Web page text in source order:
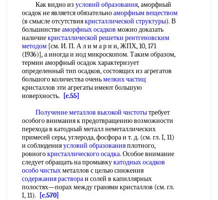
Как видно из условий образования, аморфный
осадок не является обязательноаморфным веществом
(в смысле отсутствиякристаллической структуры). В
большинствеаморфных осадков можно доказать
наличиекристаллической решетки рентгеновским
методом [см. И. П. А л и м а р и и, ЖПХ, 10, 171
(1936)], а иногда и иод микроскопом. Таким образом,
термин аморфный осадок характеризует
определенный тип осадков, состоящих из агрегатов
большого количества оченьмелких частиц
кристаллов эти агрегаты имеют большую
иоверхность.
[c.55]
Получение металлов высокой чистотытребует
особого внимания к предотвращению возможности
перехода в катодный металл неметаллических
примесей серы, углерода, фосфора и т. д. (см. гл. I, 11)
и соблюденияусловий образованияплотного,
ровногокристаллического осадка. Особое внимание
следует обращать на промывкукатодных осадков
особо чистыхметаллов с целью снижения
содержания раствораи солей в капиллярных
полостях—порах между гранями кристаллов (см. гл.
I, 11).
[c.570]